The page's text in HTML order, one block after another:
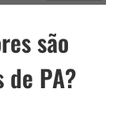
são
PA?